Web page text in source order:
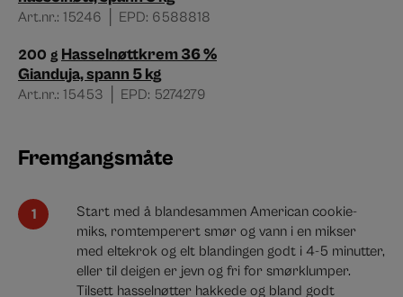
Art.nr.: 15246 │ EPD: 6588818
200 g Hasselnøttkrem 36 %
Gianduja, spann 5 kg
Art.nr.: 15453 │ EPD: 5274279
Fremgangsmåte
Start med å blandesammen American cookie-
miks, romtemperert smør og vann i en mikser
med eltekrok og elt blandingen godt i 4-5 minutter,
eller til deigen er jevn og fri for smørklumper.
Tilsett hasselnøtter hakkede og bland godt